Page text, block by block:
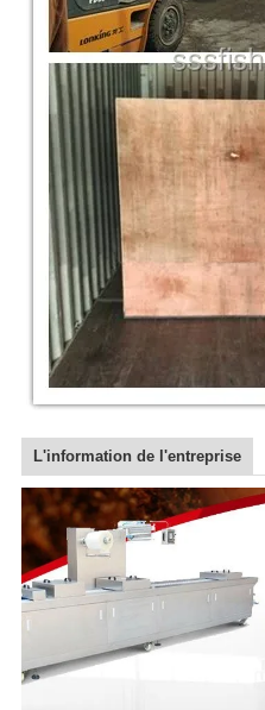
L'information de l'entreprise